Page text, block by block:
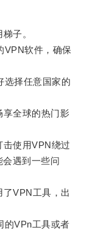
子。
软件，确保
择任意国家的
全球的热门影
使用VPN绕过
遇到一些问
VPN工具，出
VPn工具或者